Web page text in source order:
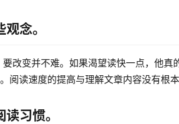
念。
改变并不难。如果渴望读快一点，他真
阅读速度的提高与理解文章内容没有根本
习惯。